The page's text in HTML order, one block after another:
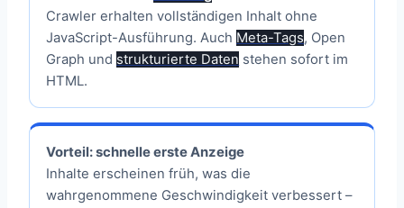
Crawler erhalten vollständigen Inhalt ohne
JavaScript-Ausführung. Auch Meta-Tags, Open
Graph und strukturierte Daten stehen sofort im
HTML.
Vorteil: schnelle erste Anzeige
Inhalte erscheinen früh, was die
wahrgenommene Geschwindigkeit verbessert –